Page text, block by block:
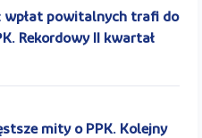
wpłat powitalnych trafi do
Rekordowy II kwartał
mity o PPK. Kolejny